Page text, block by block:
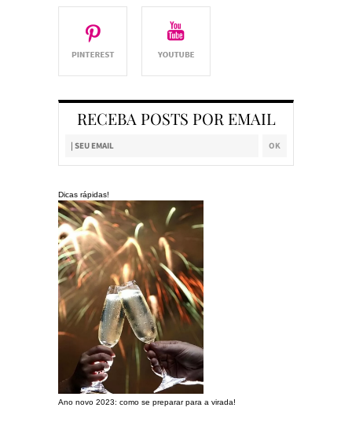
RECEBA POSTS POR EMAIL
Dicas rápidas!
Ano novo 2023: como se preparar para a virada!